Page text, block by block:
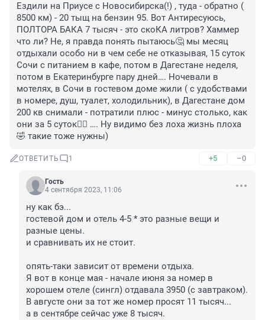
Ездили на Приусе с Новосибирска(!) , туда - обратно (
8500 км) - 20 тыщ на бензин 95. Вот Антиресуюсь,
ПОЛТОРА БАКА 7 тысяч - это скоКА литров? Хаммер
что ли? Не, я правда понять пытаюсь🤔 мы месяц
отдыхали особо ни в чем себе не отказывая, 15 суток
Сочи с питанием в кафе, потом в Дагестане неделя,
потом в Екатеринбурге пару дней…. Ночевали в
мотелях, в Сочи в гостевом доме жили ( с удобствами
в номере, душ, туалет, холодильник), в Дагестане дом
200 кв снимали - потратили плюс - минус столько, как
они за 5 суток🤦‍♀️ …. Ну видимо без лоха жизнь плоха
🤣 такие тоже нужны)
ОТВЕТИТЬ 1 +5 –0
Гость
4 сентября 2023, 11:06
ну как бэ...
гостевой дом и отель 4-5 * это разные вещи и
разные цены.
и сравнивать их не стоит.
опять-таки зависит от времени отдыха.
Я вот в конце мая - начале июня за номер в
хорошем отеле (сингл) отдавала 3950 (с завтраком).
В августе они за тот же номер просят 11 тысяч...
а в сентябре сейчас уже 8 тысяч.